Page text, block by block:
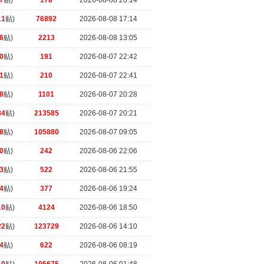
贴) 76892 2026-08-08 17:14
贴) 2213 2026-08-08 13:05
贴) 191 2026-08-07 22:42
贴) 210 2026-08-07 22:41
贴) 1101 2026-08-07 20:28
贴) 213585 2026-08-07 20:21
贴) 105880 2026-08-07 09:05
贴) 242 2026-08-06 22:06
贴) 522 2026-08-06 21:55
贴) 377 2026-08-06 19:24
贴) 4124 2026-08-06 18:50
贴) 123729 2026-08-06 14:10
贴) 622 2026-08-06 08:19